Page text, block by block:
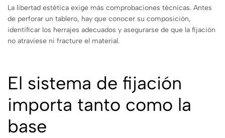
La libertad estética exige más comprobaciones técnicas. Antes
de perforar un tablero, hay que conocer su composición,
identificar los herrajes adecuados y asegurarse de que la fijación
no atraviese ni fracture el material.
El sistema de fijación
importa tanto como la
base